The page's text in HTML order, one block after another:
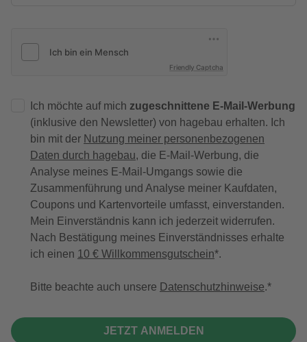
Friendly Captcha
Ich möchte auf mich zugeschnittene E-Mail-Werbung
(inklusive den Newsletter) von hagebau erhalten. Ich
bin mit der Nutzung meiner personenbezogenen
Daten durch hagebau, die E-Mail-Werbung, die
Analyse meines E-Mail-Umgangs sowie die
Zusammenführung und Analyse meiner Kaufdaten,
Coupons und Kartenvorteile umfasst, einverstanden.
Mein Einverständnis kann ich jederzeit widerrufen.
Nach Bestätigung meines Einverständnisses erhalte
ich einen 10 € Willkommensgutschein*.
Bitte beachte auch unsere Datenschutzhinweise.
JETZT ANMELDEN